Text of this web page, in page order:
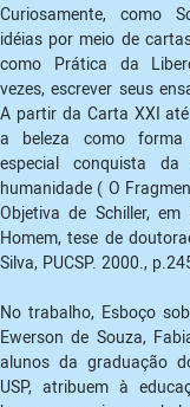
Curiosamente, como
idéias por meio de
como Prática da
vezes, escrever seus
A partir da Carta XXI
a beleza como
especial conquista
humanidade ( O
Objetiva de Schiller,
Homem, tese de
Silva, PUCSP. 2000.,
No trabalho, Esboço
Ewerson de Souza,
alunos da graduação
USP, atribuem à